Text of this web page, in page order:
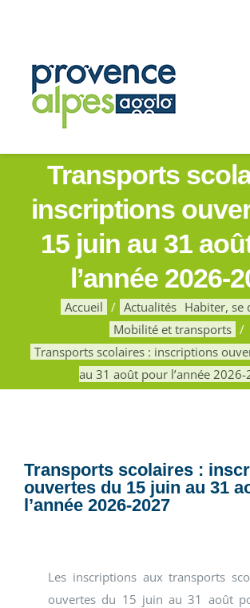
Transports
inscriptions
15 juin au 31
l’année 2026-
Accueil Actualités Habiter, se
Mobilité et transports
Transports scolaires : inscriptions
au 31 août pour l’année 2026-
Transports scolaires :
ouvertes du 15 juin au 31
l’année 2026-2027
Les inscriptions aux transports
ouvertes du 15 juin au 31 août